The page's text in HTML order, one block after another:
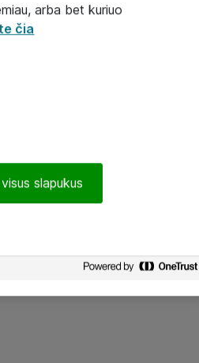
arba bet kuriuo
čia
slapukus